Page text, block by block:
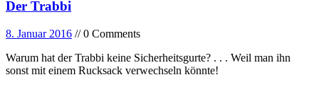
Der Trabbi
8. Januar 2016 // 0 Comments
Warum hat der Trabbi keine Sicherheitsgurte? . . . Weil man ihn
sonst mit einem Rucksack verwechseln könnte!